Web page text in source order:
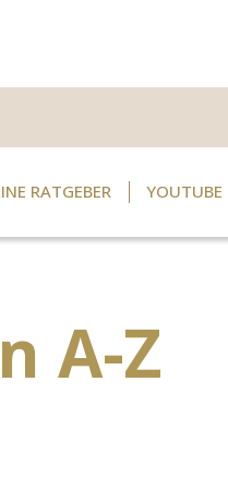
RATGEBER YOUTUBE
A-Z